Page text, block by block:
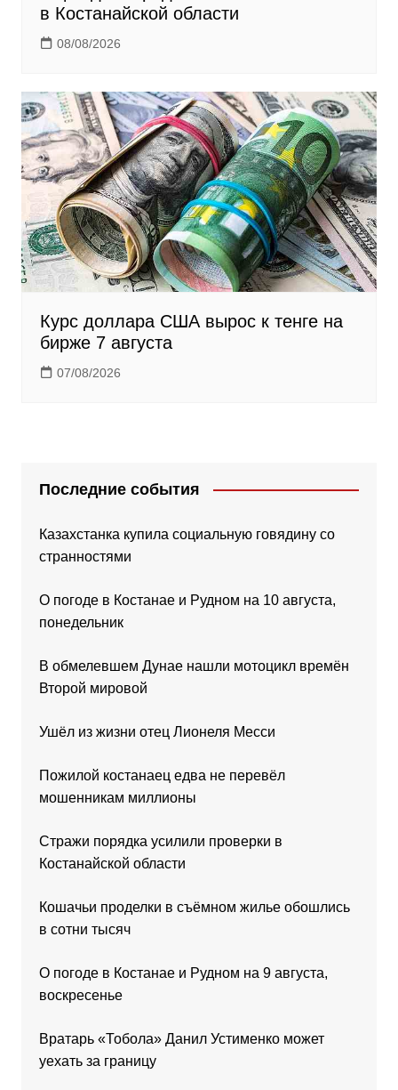
в Костанайской области
08/08/2026
Курс доллара США вырос к тенге на
бирже 7 августа
07/08/2026
Последние события
Казахстанка купила социальную говядину со
странностями
О погоде в Костанае и Рудном на 10 августа,
понедельник
В обмелевшем Дунае нашли мотоцикл времён
Второй мировой
Ушёл из жизни отец Лионеля Месси
Пожилой костанаец едва не перевёл
мошенникам миллионы
Стражи порядка усилили проверки в
Костанайской области
Кошачьи проделки в съёмном жилье обошлись
в сотни тысяч
О погоде в Костанае и Рудном на 9 августа,
воскресенье
Вратарь «Тобола» Данил Устименко может
уехать за границу